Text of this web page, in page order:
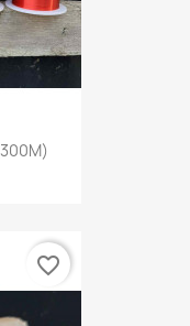
favorite_border